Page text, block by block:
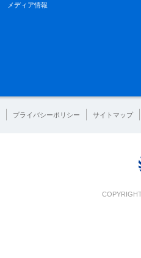
メディア情報
プライバシーポリシー サイトマップ